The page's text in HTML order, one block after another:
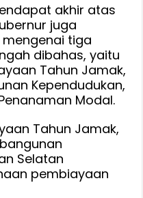
akhir atas
juga
tiga
dibahas, yaitu
Tahun Jamak,
Kependudukan,
Modal.
Tahun Jamak,
Selatan
pembiayaan